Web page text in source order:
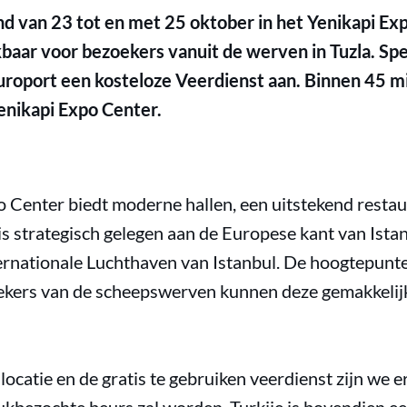
van 23 tot en met 25 oktober in het Yenikapi
voor bezoekers vanuit de werven in Tuzla.
een kosteloze Veerdienst aan. Binnen 45
Expo Center.
Center biedt moderne hallen, een uitstekend
strategisch gelegen aan de Europese kant van
Luchthaven van Istanbul. De
van de scheepswerven kunnen deze
en de gratis te gebruiken veerdienst zijn we